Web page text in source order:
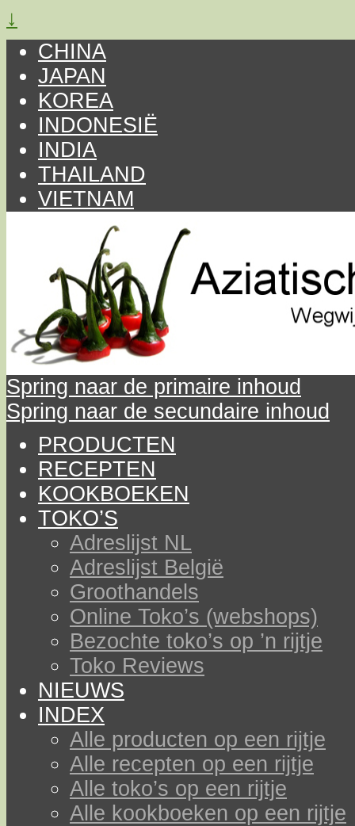
↓
CHINA
JAPAN
KOREA
INDONESIË
INDIA
THAILAND
VIETNAM
Spring naar de primaire inhoud
Spring naar de secundaire inhoud
PRODUCTEN
RECEPTEN
KOOKBOEKEN
TOKO’S
Adreslijst NL
Adreslijst België
Groothandels
Online Toko’s (webshops)
Bezochte toko’s op ’n rijtje
Toko Reviews
NIEUWS
INDEX
Alle producten op een rijtje
Alle recepten op een rijtje
Alle toko’s op een rijtje
Alle kookboeken op een rijtje